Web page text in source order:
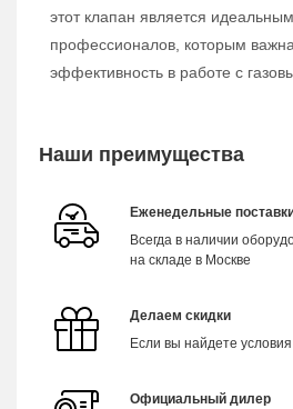
этот клапан является
профессионалов, которым
эффективность в работе с
Наши преимущества
Еженедельные
Всегда в наличии
на складе в Москве
Делаем скидки
Если вы найдете
Официальный дилер